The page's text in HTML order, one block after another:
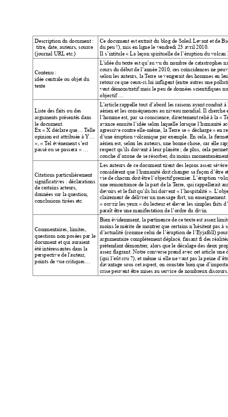
Description du document :
titre, date, auteurs, source
(journal URL etc.)
Ce document est extrait du blog de Soleil Levant et de
du peu !), mis en ligne le vendredi 23 avril 2010.
Il s’intitule « La leçon spirituelle de l’éruption du volcan
Contenu :
idée centrale ou objet du
texte
L’idée du texte est qu’au vu du nombre de catastrophes
cours du début de l’année 2010, ces coïncidences ne
selon les auteurs, la Terre se vengerait des hommes en
retour ce que ceux-ci lui infligent (entre autres une
veut démonstratif mais le peu de données scientifiques
objectif …
Liste des faits ou des
arguments présentés dans
le document.
Ex « X déclare que… Telle
opinion est attribuée à Y…
», « Tel événement s’est
passé ou se passera » …
L’article rappelle tout d’abord les raisons ayant conduit
aérien et les conséquences au niveau mondial. Il cherche
l’homme est, par sa conscience, directement relié à la « T
avance ensuite l’idée selon laquelle lorsque l’humanité
agressive contre elle-même, la Terre se « décharge » en
d’une éruption volcanique par exemple. En cela, la
aérien est, selon les auteurs, une bonne chose, car elle
respect qu’ils doivent à leur planète ; de plus, cela
couche d’ozone de se résorber, du moins
Citations particulièrement
significatives : déclarations
de certains acteurs,
données sur la question,
conclusions tirées etc.
Les auteurs de ce document tirent des leçons assez
considèrent que l’humanité doit changer sa façon d’être
vie de chacun doit être l’objectif premier. L’éruption
une remontrance de la part de la Terre, qui rappellerait
devoirs et le fait qu’ils lui doivent « l’hospitalité ». L
clairement de délivrer un message fort, un enseignement.
« ouvrir les yeux » du lecteur et élever les simples faits
paraît être une manifestation de l’ordre du divin.
Commentaires, limites,
questions non posées par le
document et qui auraient
été intéressantes dans la
perspective de l'auteur,
points de vue critiques…
Bien évidemment, la pertinence de ce texte est assez
moins le mérite de montrer que certains n’hésitent pas à
d’actualité (comme celui de l’éruption de l’Eyjaföll)
argumentaire complètement déplacé, faisant fi des
prétendant démontrer, alors que le décalage des deux
assez flagrant. Notre converse prend avec cet article une
(qui l’eût cru ?), et même si elle ne vaut pas la peine
davantage sous cet aspect, on constate bien que
crise peuvent être mises au service de nombreux discours.